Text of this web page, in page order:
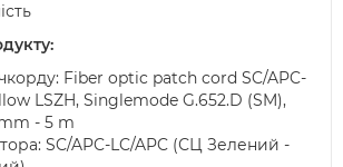
Fiber optic patch cord SC/APC-
LSZH, Singlemode G.652.D (SM),
- 5 m
SC/APC-LC/APC (СЦ Зелений -